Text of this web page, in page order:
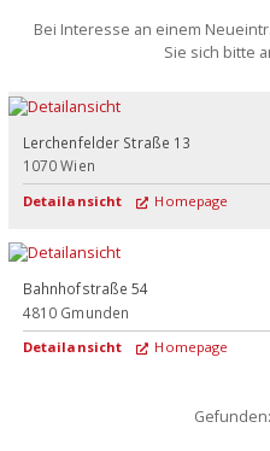
Bei Interesse an einem
Sie sich bitte
Lerchenfelder Straße 13
1070 Wien
Detailansicht Homepage
Bahnhofstraße 54
4810 Gmunden
Detailansicht Homepage